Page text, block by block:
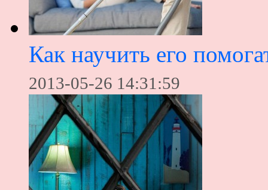
Как научить его
2013-05-26 14:31:59